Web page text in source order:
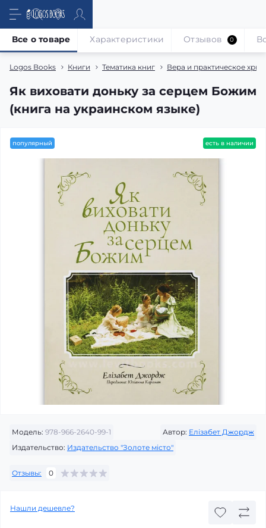
Logos Books Книги Тематика книг Вера и практическое
Як виховати доньку за серцем Божим
(книга на украинском языке)
Все о товаре Характеристики Отзывов 0
популярный есть в наличии
Модель: 978-966-2640-99-1 Автор: Елізабет Джордж
Издательство: Издательство "Золоте місто"
Отзывы: 0
Нашли дешевле?